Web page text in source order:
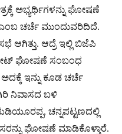
ಅಭ್ಯರ್ಥಿಗಳನ್ನು ಘೋಷಣೆ
ಚರ್ಚೆ ಮುಂದುವರಿದಿದೆ.
ಆಗಿತ್ತು. ಆದ್ರೆ ಇಲ್ಲಿ ಬಿಜೆಪಿ
ಘೋಷಣೆ ಸಂಬಂಧ
ಇನ್ನು ಕೂಡ ಚರ್ಚೆ
ನಿವಾಸದ ಬಳಿ
ಚನ್ನಪಟ್ಟಣದಲ್ಲಿ
ಘೋಷಣೆ ಮಾಡಿಕೊಳ್ತಾರೆ.